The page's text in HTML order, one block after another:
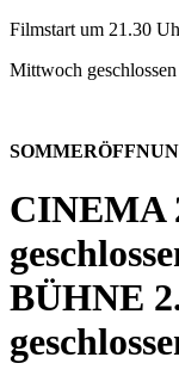
Filmstart um 21.30
Mittwoch geschlossen
CINEMA
BÜHNE